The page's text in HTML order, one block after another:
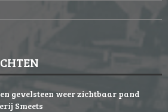
gevelsteen weer zichtbaar pand
Smeets